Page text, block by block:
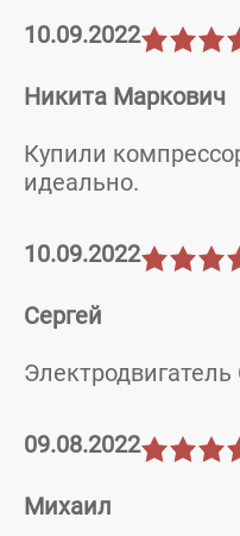
10.09.2022
Никита Маркович
Купили
идеально.
10.09.2022
Сергей
09.08.2022
Михаил